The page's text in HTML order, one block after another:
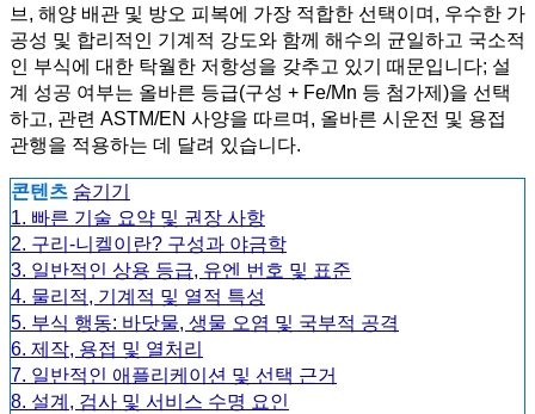
브, 해양 배관 및 방오 피복에 가장 적합한 선택이며, 우수한 가
공성 및 합리적인 기계적 강도와 함께 해수의 균일하고 국소적
인 부식에 대한 탁월한 저항성을 갖추고 있기 때문입니다; 설
계 성공 여부는 올바른 등급(구성 + Fe/Mn 등 첨가제)을 선택
하고, 관련 ASTM/EN 사양을 따르며, 올바른 시운전 및 용접
관행을 적용하는 데 달려 있습니다.
콘텐츠 숨기기
1. 빠른 기술 요약 및 권장 사항
2. 구리-니켈이란? 구성과 야금학
3. 일반적인 상용 등급, 유엔 번호 및 표준
4. 물리적, 기계적 및 열적 특성
5. 부식 행동: 바닷물, 생물 오염 및 국부적 공격
6. 제작, 용접 및 열처리
7. 일반적인 애플리케이션 및 선택 근거
8. 설계, 검사 및 서비스 수명 요인